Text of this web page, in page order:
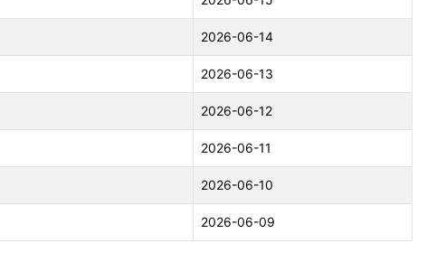
2026-06-14
2026-06-13
2026-06-12
2026-06-11
2026-06-10
2026-06-09